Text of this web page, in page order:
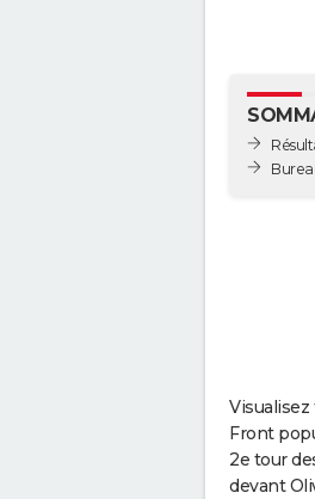
Visualisez
Front
2e tour
devant